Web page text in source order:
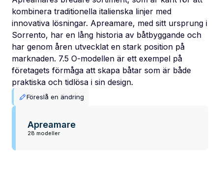
kombinera traditionella italienska linjer med
innovativa lösningar. Apreamare, med sitt ursprung i
Sorrento, har en lång historia av båtbyggande och
har genom åren utvecklat en stark position på
marknaden. 7.5 O-modellen är ett exempel på
företagets förmåga att skapa båtar som är både
praktiska och tidlösa i sin design.
Föreslå en ändring
Apreamare
28 modeller